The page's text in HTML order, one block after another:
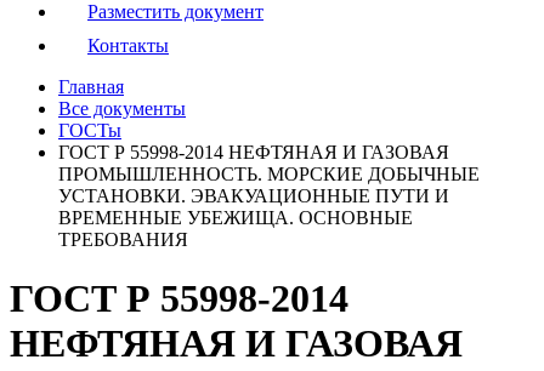
Разместить документ
Контакты
Главная
Все документы
ГОСТы
ГОСТ Р 55998-2014 НЕФТЯНАЯ И ГАЗОВАЯ
ПРОМЫШЛЕННОСТЬ. МОРСКИЕ ДОБЫЧНЫЕ
УСТАНОВКИ. ЭВАКУАЦИОННЫЕ ПУТИ И
ВРЕМЕННЫЕ УБЕЖИЩА. ОСНОВНЫЕ
ТРЕБОВАНИЯ
ГОСТ Р 55998-2014
НЕФТЯНАЯ И ГАЗОВАЯ